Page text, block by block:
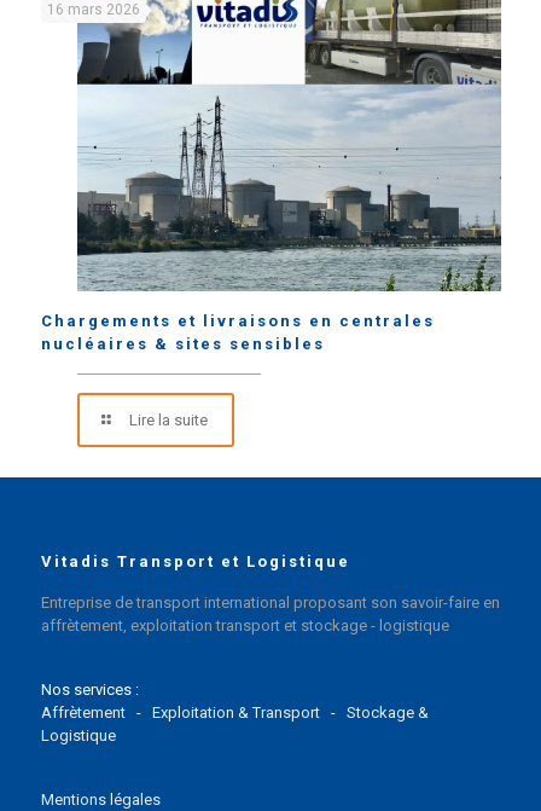
16 mars 2026
Chargements et livraisons en centrales
nucléaires & sites sensibles
Lire la suite
Vitadis Transport et Logistique
Entreprise de transport international proposant son savoir-faire en
affrètement, exploitation transport et stockage - logistique
Nos services :
Affrètement- Exploitation & Transport- Stockage &
Logistique
Mentions légales